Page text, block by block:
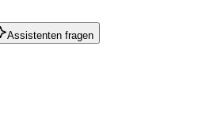
Assistenten fragen